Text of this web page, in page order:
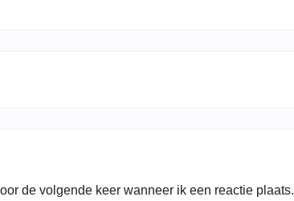
de volgende keer wanneer ik een reactie plaats.